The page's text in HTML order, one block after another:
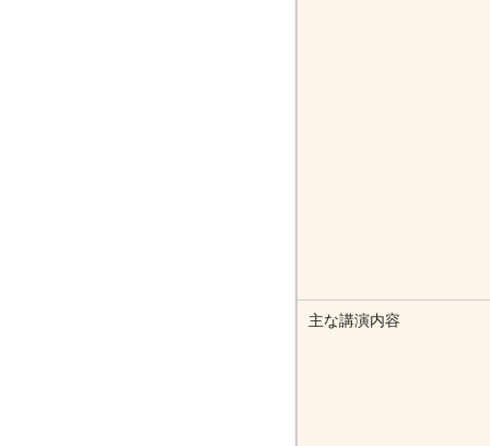
主な講演内容